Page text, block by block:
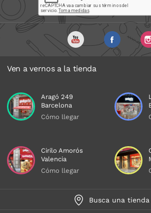
Ven a vernos a la tienda
Aragó 249
Barcelona
Cómo llegar
Cirilo Amorós
Valencia
Cómo llegar
Busca una tienda